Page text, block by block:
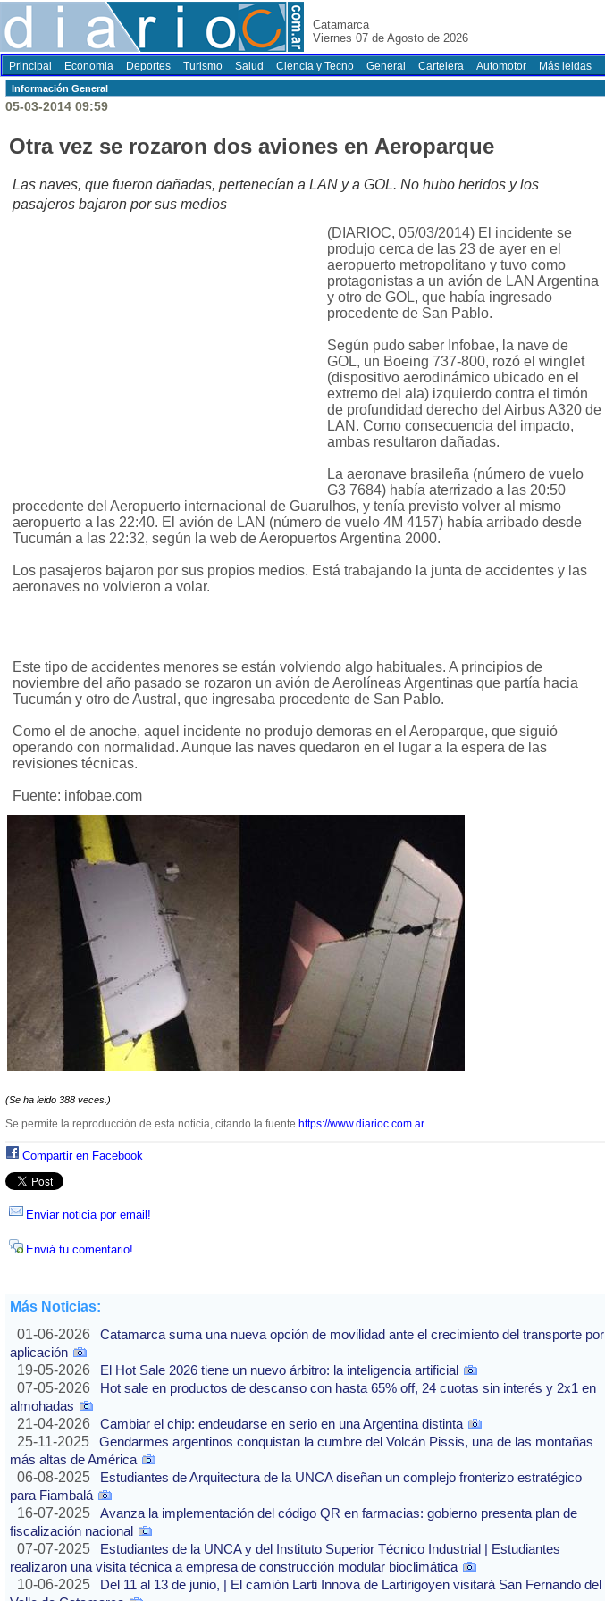
Catamarca
Viernes 07 de Agosto de 2026
Principal Economia Deportes Turismo Salud Ciencia y Tecno General Cartelera Automotor Más leidas
Información General
05-03-2014 09:59
Otra vez se rozaron dos aviones en Aeroparque
Las naves, que fueron dañadas, pertenecían a LAN y a GOL. No hubo heridos y los
pasajeros bajaron por sus medios
(DIARIOC, 05/03/2014) El incidente se
produjo cerca de las 23 de ayer en el
aeropuerto metropolitano y tuvo como
protagonistas a un avión de LAN Argentina
y otro de GOL, que había ingresado
procedente de San Pablo.
Según pudo saber Infobae, la nave de
GOL, un Boeing 737-800, rozó el winglet
(dispositivo aerodinámico ubicado en el
extremo del ala) izquierdo contra el timón
de profundidad derecho del Airbus A320 de
LAN. Como consecuencia del impacto,
ambas resultaron dañadas.
La aeronave brasileña (número de vuelo
G3 7684) había aterrizado a las 20:50
procedente del Aeropuerto internacional de Guarulhos, y tenía previsto volver al mismo
aeropuerto a las 22:40. El avión de LAN (número de vuelo 4M 4157) había arribado desde
Tucumán a las 22:32, según la web de Aeropuertos Argentina 2000.
Los pasajeros bajaron por sus propios medios. Está trabajando la junta de accidentes y las
aeronaves no volvieron a volar.
Este tipo de accidentes menores se están volviendo algo habituales. A principios de
noviembre del año pasado se rozaron un avión de Aerolíneas Argentinas que partía hacia
Tucumán y otro de Austral, que ingresaba procedente de San Pablo.
Como el de anoche, aquel incidente no produjo demoras en el Aeroparque, que siguió
operando con normalidad. Aunque las naves quedaron en el lugar a la espera de las
revisiones técnicas.
Fuente: infobae.com
(Se ha leido 388 veces.)
Se permite la reproducción de esta noticia, citando la fuente https://www.diarioc.com.ar
Compartir en Facebook
Enviar noticia por email!
Enviá tu comentario!
Más Noticias:
01-06-2026
Catamarca suma una nueva opción de movilidad ante el crecimiento del transporte por
aplicación
19-05-2026
El Hot Sale 2026 tiene un nuevo árbitro: la inteligencia artificial
07-05-2026
Hot sale en productos de descanso con hasta 65% off, 24 cuotas sin interés y 2x1 en
almohadas
21-04-2026
Cambiar el chip: endeudarse en serio en una Argentina distinta
25-11-2025
Gendarmes argentinos conquistan la cumbre del Volcán Pissis, una de las montañas
más altas de América
06-08-2025
Estudiantes de Arquitectura de la UNCA diseñan un complejo fronterizo estratégico
para Fiambalá
16-07-2025
Avanza la implementación del código QR en farmacias: gobierno presenta plan de
fiscalización nacional
07-07-2025
Estudiantes de la UNCA y del Instituto Superior Técnico Industrial | Estudiantes
realizaron una visita técnica a empresa de construcción modular bioclimática
10-06-2025
Del 11 al 13 de junio, | El camión Larti Innova de Lartirigoyen visitará San Fernando del